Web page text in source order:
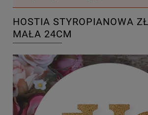
HOSTIA STYROPIANOWA
MAŁA 24CM